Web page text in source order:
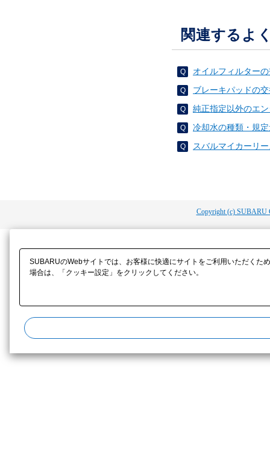
関連するよ
オイルフィルター
ブレーキパッドの
純正指定以外のエ
冷却水の種類・規
スバルマイカーリ
Copyright (c) SUBARU
SUBARUのWebサイトでは、お客様に快適にサイトをご利用いただく
場合は、「クッキー設定」をクリックしてください。​